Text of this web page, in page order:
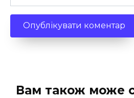
Вам також може